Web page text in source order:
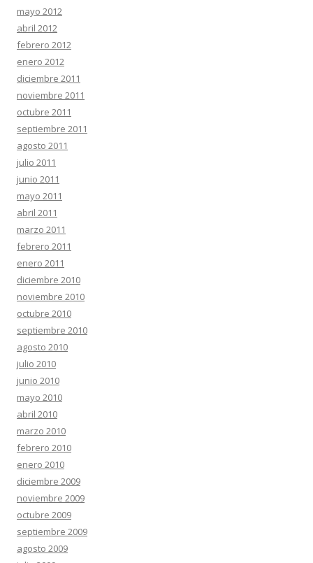
mayo 2012
abril 2012
febrero 2012
enero 2012
diciembre 2011
noviembre 2011
octubre 2011
septiembre 2011
agosto 2011
julio 2011
junio 2011
mayo 2011
abril 2011
marzo 2011
febrero 2011
enero 2011
diciembre 2010
noviembre 2010
octubre 2010
septiembre 2010
agosto 2010
julio 2010
junio 2010
mayo 2010
abril 2010
marzo 2010
febrero 2010
enero 2010
diciembre 2009
noviembre 2009
octubre 2009
septiembre 2009
agosto 2009